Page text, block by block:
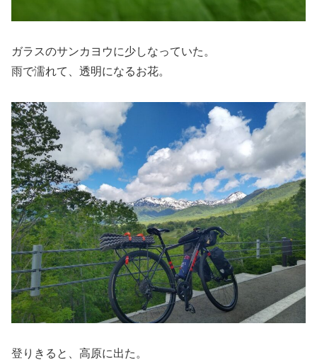
ガラスのサンカヨウに少しなっていた。
雨で濡れて、透明になるお花。
登りきると、高原に出た。